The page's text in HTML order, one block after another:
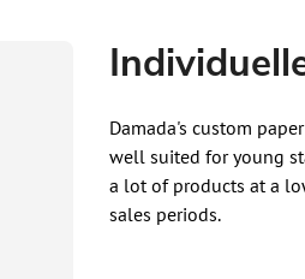
Damada's custom
well suited for young
a lot of products at a
sales periods.